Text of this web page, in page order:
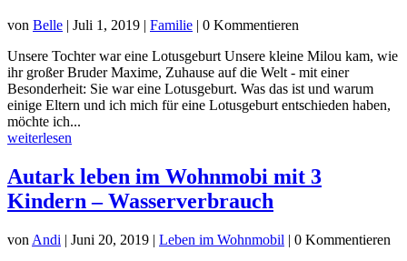
von Belle | Juli 1, 2019 | Familie | 0 Kommentieren
Unsere Tochter war eine Lotusgeburt Unsere kleine Milou kam, wie
ihr großer Bruder Maxime, Zuhause auf die Welt - mit einer
Besonderheit: Sie war eine Lotusgeburt. Was das ist und warum
einige Eltern und ich mich für eine Lotusgeburt entschieden haben,
möchte ich...
weiterlesen
Autark leben im Wohnmobi mit 3
Kindern – Wasserverbrauch
von Andi | Juni 20, 2019 | Leben im Wohnmobil | 0 Kommentieren